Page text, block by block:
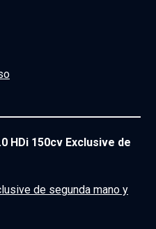
HDi 150cv Exclusive de
de segunda mano y